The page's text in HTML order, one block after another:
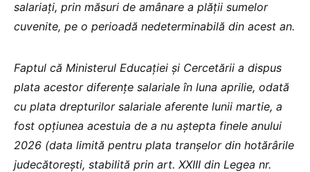
salariați, prin măsuri de amânare a plății sumelor
cuvenite, pe o perioadă nedeterminabilă din acest an.
Faptul că Ministerul Educației și Cercetării a dispus
plata acestor diferențe salariale în luna aprilie, odată
cu plata drepturilor salariale aferente lunii martie, a
fost opțiunea acestuia de a nu aștepta finele anului
2026 (data limită pentru plata tranșelor din hotărârile
judecătorești, stabilită prin art. XXIII din Legea nr.